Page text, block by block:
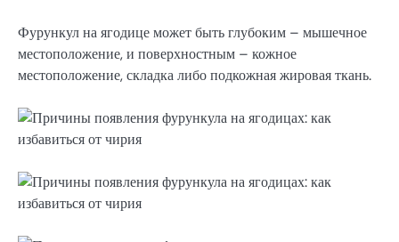
Фурункул на ягодице может быть глубоким – мышечное
местоположение, и поверхностным – кожное
местоположение, складка либо подкожная жировая ткань.